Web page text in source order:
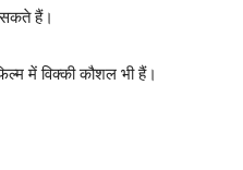
हैं।
में विक्की कौशल भी हैं।